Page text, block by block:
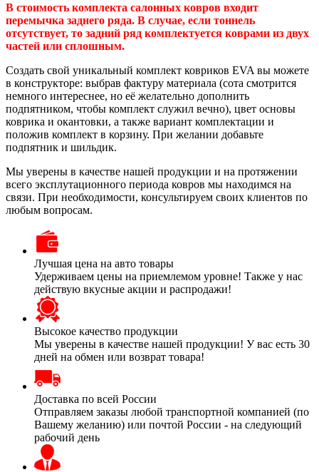
В стоимость комплекта салонных ковров входит
перемычка заднего ряда. В случае, если тоннель
отсутствует, то задний ряд комплектуется коврами из двух
частей или сплошным.
Создать свой уникальный комплект ковриков EVA вы можете
в конструкторе: выбрав фактуру материала (сота смотрится
немного интереснее, но её желательно дополнить
подпятником, чтобы комплект служил вечно), цвет основы
коврика и окантовки, а также вариант комплектации и
положив комплект в корзину. При желании добавьте
подпятник и шильдик.
Мы уверены в качестве нашей продукции и на протяжении
всего эксплутационного периода ковров мы находимся на
связи. При необходимости, консультируем своих клиентов по
любым вопросам.
Лучшая цена на авто товары
Удерживаем цены на приемлемом уровне! Также у нас
действую вкусные акции и распродажи!
Высокое качество продукции
Мы уверены в качестве нашей продукции! У вас есть 30
дней на обмен или возврат товара!
Доставка по всей России
Отправляем заказы любой транспортной компанией (по
Вашему желанию) или почтой России - на следующий
рабочий день